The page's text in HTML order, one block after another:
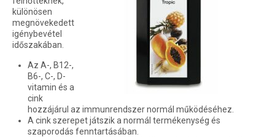
különösen
megnövekedett
igénybevétel
időszakában.
Az A-, B12-,
B6-, C-, D-
vitamin és a
cink
hozzájárul az immunrendszer normál működéséhez.
A cink szerepet játszik a normál termékenység és
szaporodás fenntartásában.